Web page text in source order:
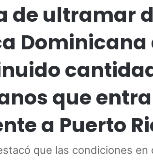
de ultramar
que
a Puerto
que las condiciones en